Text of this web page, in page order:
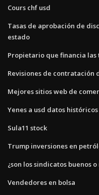
Cours chf usd
Tasas de aprobación de
estado
Propietario que financia las
Revisiones de contratación
Mejores sitios web de
Yenes a usd datos históricos
Sula11 stock
Trump inversiones en
¿son los sindicatos buenos
Vendedores en bolsa